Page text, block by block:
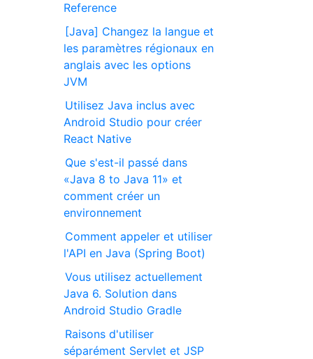
Reference
[Java] Changez la langue et
les paramètres régionaux en
anglais avec les options
JVM
Utilisez Java inclus avec
Android Studio pour créer
React Native
Que s'est-il passé dans
«Java 8 to Java 11» et
comment créer un
environnement
Comment appeler et utiliser
l'API en Java (Spring Boot)
Vous utilisez actuellement
Java 6. Solution dans
Android Studio Gradle
Raisons d'utiliser
séparément Servlet et JSP